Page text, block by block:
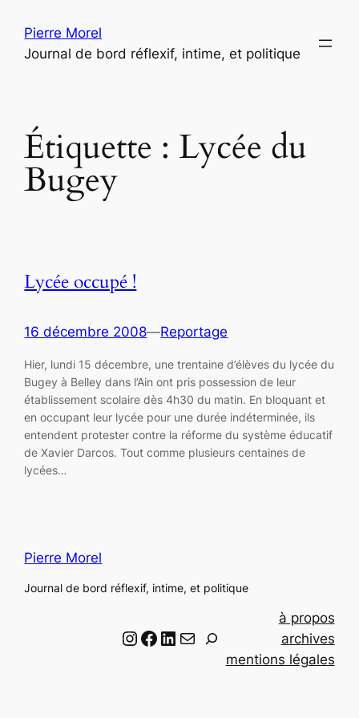
contenu
Pierre Morel
Journal de bord réflexif, intime, et politique
Étiquette :Lycée du
Bugey
Lycée occupé !
16 décembre 2008—Reportage
Hier, lundi 15 décembre, une trentaine d’élèves du lycée du
Bugey à Belley dans l’Ain ont pris possession de leur
établissement scolaire dès 4h30 du matin. En bloquant et
en occupant leur lycée pour une durée indéterminée, ils
entendent protester contre la réforme du système éducatif
de Xavier Darcos. Tout comme plusieurs centaines de
lycées…
Pierre Morel
Journal de bord réflexif, intime, et politique
Instagram Facebook LinkedIn Email
à propos
archives
mentions légales